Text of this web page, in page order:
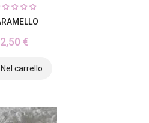
2,50 €